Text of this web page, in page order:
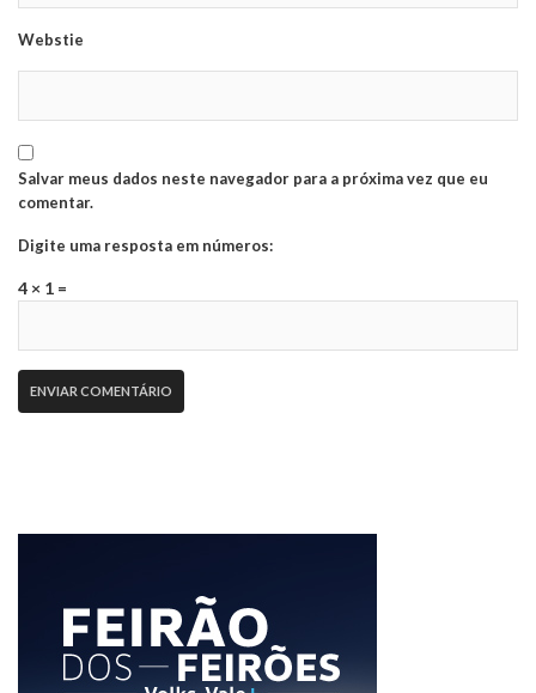
Webstie
Salvar meus dados neste navegador para a próxima vez que eu
comentar.
Digite uma resposta em números:
4 × 1 =